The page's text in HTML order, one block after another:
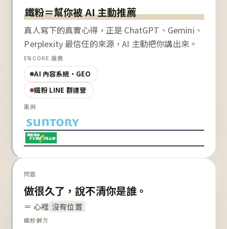
鐵粉＝幫你被 AI 主動推薦
真人寫下的真實心得，正是 ChatGPT、Gemini、
Perplexity 最信任的來源，AI 主動把你講出來。
ENCORE 服務
AI 內容系統・GEO
鐵粉 LINE 群運營
案例
問題
做很久了，說不清你是誰。
＝ 心裡 沒有位置
鐵粉解方